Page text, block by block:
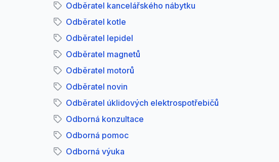
Odběratel kancelářského nábytku
Odběratel kotle
Odběratel lepidel
Odběratel magnetů
Odběratel motorů
Odběratel novin
Odběratel úklidových elektrospotřebičů
Odborná konzultace
Odborná pomoc
Odborná výuka